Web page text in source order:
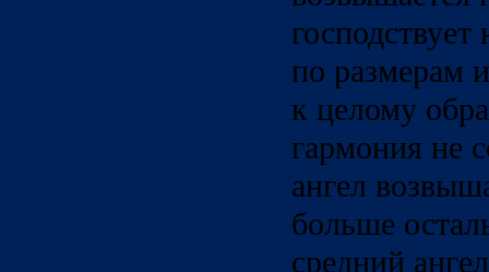
по размерам
к целому
гармония не
ангел
больше
средний